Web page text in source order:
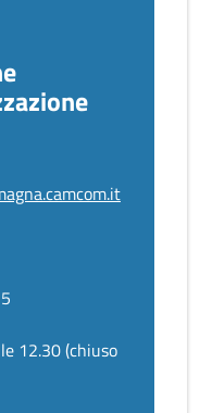
12.30 (chiuso